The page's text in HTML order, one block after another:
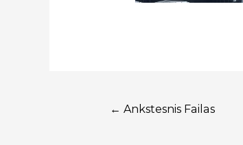
Navigacija
← Ankstesnis Failas